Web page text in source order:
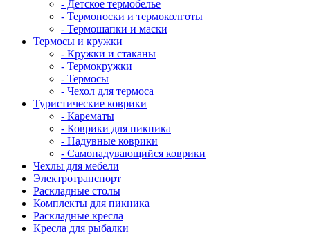
- Детское термобелье
- Термоноски и термоколготы
- Термошапки и маски
Термосы и кружки
- Кружки и стаканы
- Термокружки
- Термосы
- Чехол для термоса
Туристические коврики
- Карематы
- Коврики для пикника
- Надувные коврики
- Самонадувающийся коврики
Чехлы для мебели
Электротранспорт
Раскладные столы
Комплекты для пикника
Раскладные кресла
Кресла для рыбалки